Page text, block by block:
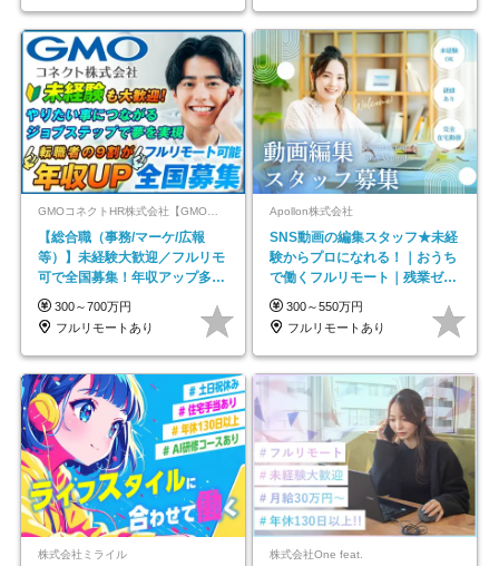
GMOコネクトHR株式会社【GMOインターネットグループ】
【総合職（事務/マーケ/広報
等）】未経験大歓迎／フルリモ
可で全国募集！年収アップ多数
★年休最大130日★
300～700万円
フルリモートあり
Apollon株式会社
SNS動画の編集スタッフ★未経
験からプロになれる！｜おうち
で働くフルリモート｜残業ゼロ
で18時退勤◎
300～550万円
フルリモートあり
株式会社ミライル 株式会社One feat.